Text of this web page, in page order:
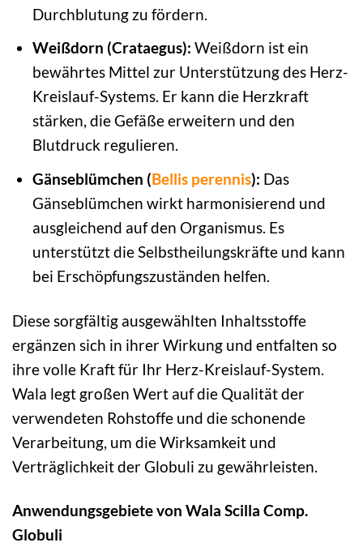
Durchblutung zu fördern.
Weißdorn (Crataegus): Weißdorn ist ein
bewährtes Mittel zur Unterstützung des Herz-
Kreislauf-Systems. Er kann die Herzkraft
stärken, die Gefäße erweitern und den
Blutdruck regulieren.
Gänseblümchen (Bellis perennis): Das
Gänseblümchen wirkt harmonisierend und
ausgleichend auf den Organismus. Es
unterstützt die Selbstheilungskräfte und kann
bei Erschöpfungszuständen helfen.
Diese sorgfältig ausgewählten Inhaltsstoffe
ergänzen sich in ihrer Wirkung und entfalten so
ihre volle Kraft für Ihr Herz-Kreislauf-System.
Wala legt großen Wert auf die Qualität der
verwendeten Rohstoffe und die schonende
Verarbeitung, um die Wirksamkeit und
Verträglichkeit der Globuli zu gewährleisten.
Anwendungsgebiete von Wala Scilla Comp.
Globuli